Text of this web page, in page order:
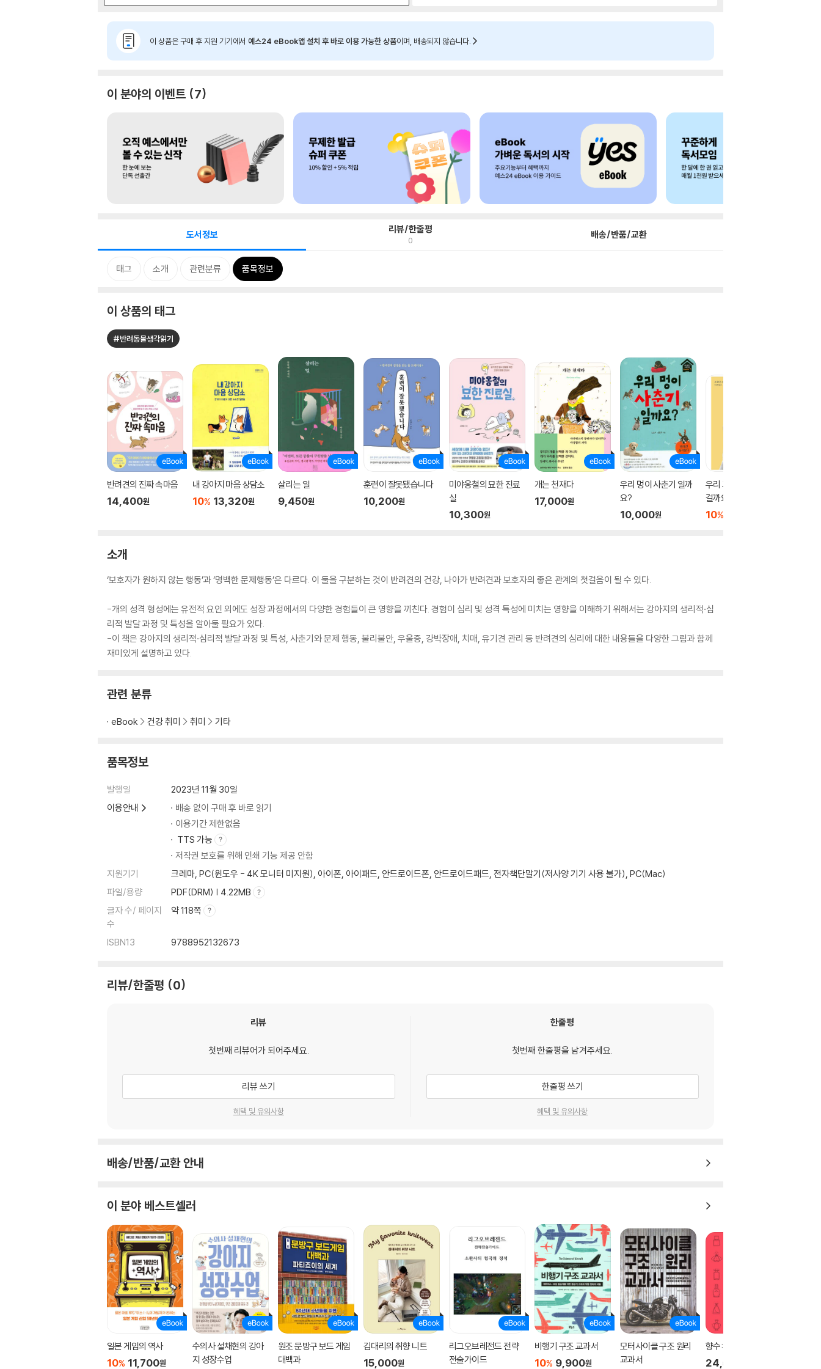
이 상품은 구매 후 지원 기기에서 예스24 eBook앱 설치 후 바로 이용 가능한 상품이며, 배송되지 않습니다.
이 분야의 이벤트 7
도서정보 리뷰/한줄평
0 배송/반품/교환
태그 소개 관련분류 품목정보
이 상품의 태그
#반려동물생각읽기
반려견의 진짜 속마음
14,400원
내 강아지 마음 상담소
10% 13,320원
살리는 일
9,450원
훈련이 잘못됐습니다
10,200원
미야옹철의 묘한 진료
실
10,300원
개는 천재다
17,000원
우리 멍이 사춘기 일까
요?
10,000원
우리 고양이, 왜 이러는
걸까요?
10%
소개
‘보호자가 원하지 않는 행동’과 ‘명백한 문제행동’은 다르다. 이 둘을 구분하는 것이 반려견의 건강, 나아가 반려견과 보호자의 좋은 관계의 첫걸음이 될 수 있다.
-개의 성격 형성에는 유전적 요인 외에도 성장 과정에서의 다양한 경험들이 큰 영향을 끼친다. 경험이 심리 및 성격 특성에 미치는 영향을 이해하기 위해서는 강아지의 생리적·심
리적 발달 과정 및 특성을 알아둘 필요가 있다.
-이 책은 강아지의 생리적·심리적 발달 과정 및 특성, 사춘기와 문제 행동, 불리불안, 우울증, 강박장애, 치매, 유기견 관리 등 반려견의 심리에 대한 내용들을 다양한 그림과 함께
재미있게 설명하고 있다.
관련 분류
eBook 건강 취미 취미 기타
품목정보
발행일
2023년 11월 30일
이용안내
배송 없이 구매 후 바로 읽기
이용기간 제한없음
TTS 가능
저작권 보호를 위해 인쇄 기능 제공 안함
지원기기
크레마, PC(윈도우 - 4K 모니터 미지원), 아이폰, 아이패드, 안드로이드폰, 안드로이드패드, 전자책단말기(저사양 기기 사용 불가), PC(Mac)
파일/용량
PDF(DRM) | 4.22MB
글자 수/ 페이지
수
약 118쪽
ISBN13 9788952132673
리뷰/한줄평 0
리뷰
첫번째 리뷰어가 되어주세요.
리뷰 쓰기
혜택 및 유의사항
한줄평
첫번째 한줄평을 남겨주세요.
한줄평 쓰기
혜택 및 유의사항
배송/반품/교환 안내
이 분야 베스트셀러
일본 게임의 역사
10% 11,700원
수의사 설채현의 강아
지 성장수업
원조 문방구 보드 게임
대백과
김대리의 취향 니트
15,000원
리그오브레전드 전략
전술가이드
비행기 구조 교과서
10% 9,900원
모터사이클 구조 원리
교과서
향수: the PERFUME
24,500